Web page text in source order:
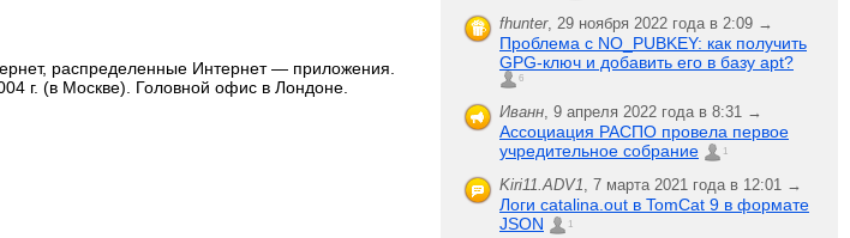
распределенные Интернет — приложения.
г. (в Москве). Головной офис в Лондоне.
fhunter, 29 ноября 2022 года в 2:09 →
Проблема с NO_PUBKEY: как получить
GPG-ключ и добавить его в базу apt?
6
Иванн, 9 апреля 2022 года в 8:31 →
Ассоциация РАСПО провела первое
учредительное собрание
1
Kiri11.ADV1, 7 марта 2021 года в 12:01 →
Логи catalina.out в TomCat 9 в формате
JSON
1